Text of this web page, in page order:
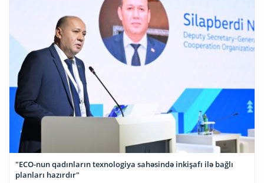
"ECO-nun qadınların texnologiya sahəsində inkişafı ilə bağlı
planları hazırdır"